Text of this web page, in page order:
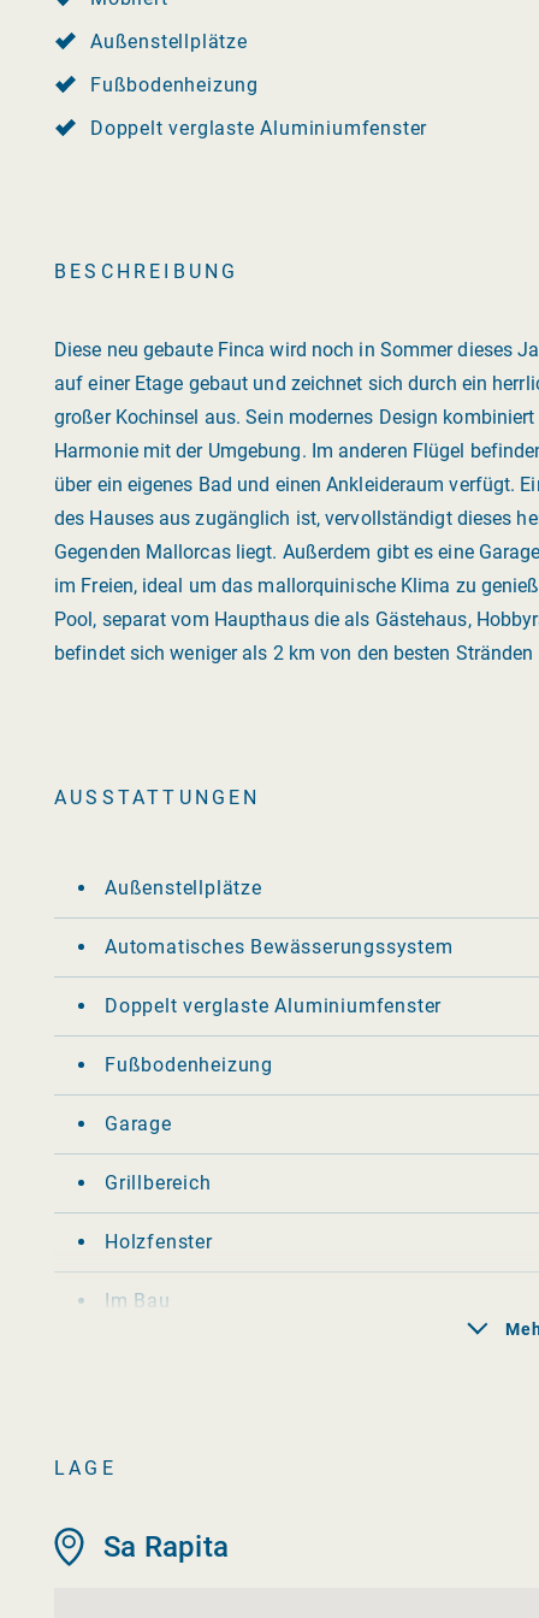
Außenstellplätze
Fußbodenheizung
Doppelt verglaste Aluminiumfenster
BESCHREIBUNG
Diese neu gebaute Finca wird noch in Sommer dieses
auf einer Etage gebaut und zeichnet sich durch ein
großer Kochinsel aus. Sein modernes Design
Harmonie mit der Umgebung. Im anderen Flügel
über ein eigenes Bad und einen Ankleideraum verfügt.
des Hauses aus zugänglich ist, vervollständigt dieses
Gegenden Mallorcas liegt. Außerdem gibt es eine
im Freien, ideal um das mallorquinische Klima zu
Pool, separat vom Haupthaus die als Gästehaus,
befindet sich weniger als 2 km von den besten Stränden
AUSSTATTUNGEN
Außenstellplätze
Automatisches Bewässerungssystem
Doppelt verglaste Aluminiumfenster
Fußbodenheizung
Garage
Grillbereich
Holzfenster
Im Bau
Landscape
Möbliert
LAGE
Sa Rapita